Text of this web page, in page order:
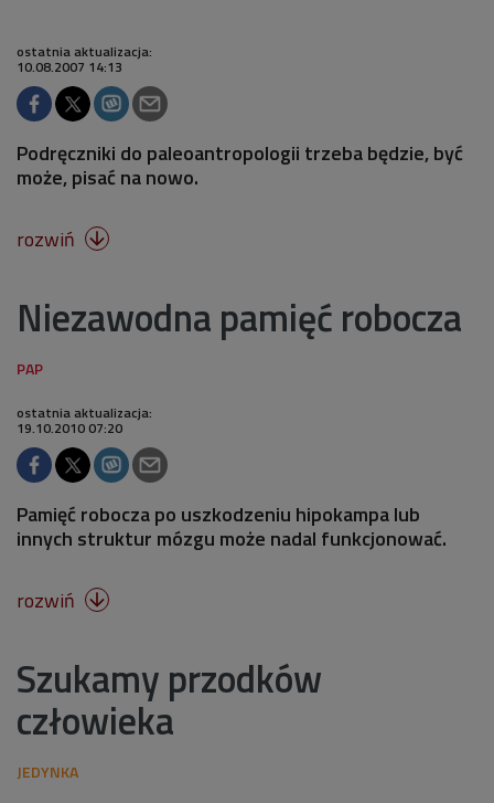
ostatnia aktualizacja:
10.08.2007 14:13
Podręczniki do paleoantropologii trzeba będzie, być
może, pisać na nowo.
rozwiń 
Niezawodna pamięć robocza
ostatnia aktualizacja:
19.10.2010 07:20
Pamięć robocza po uszkodzeniu hipokampa lub
innych struktur mózgu może nadal funkcjonować.
rozwiń 
Szukamy przodków
człowieka